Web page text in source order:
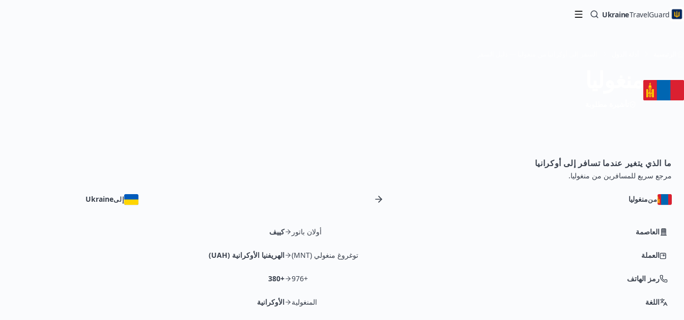
UkraineTravelGuard
ما الذي يتغير عندما تسافر إلى أوكرانيا
مرجع سريع للمسافرين من منغوليا.
منمنغوليا إلىUkraine
العاصمة أولان باتور كييف
العملة توغروغ منغولي (MNT) الهريفنيا الأوكرانية (UAH)
رمز الهاتف +976
+380
اللغة المنغولية الأوكرانية